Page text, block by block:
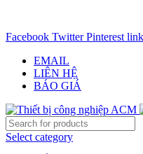
Facebook Twitter Pinterest
EMAIL
LIÊN HỆ
BÁO GIÁ
Select category